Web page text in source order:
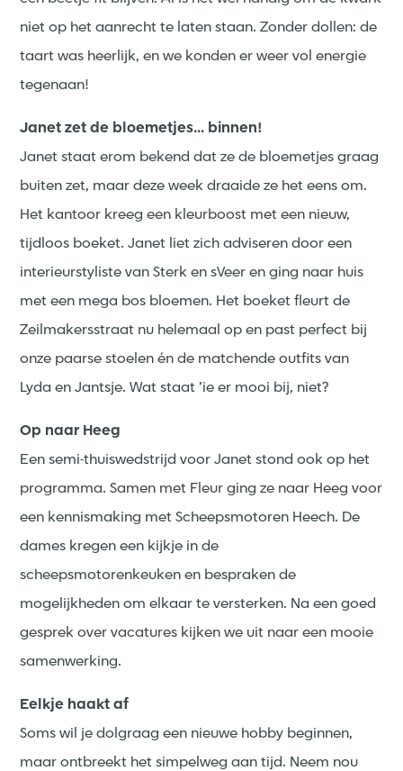
niet op het aanrecht te laten staan. Zonder dollen: de
taart was heerlijk, en we konden er weer vol energie
tegenaan!
Janet zet de bloemetjes... binnen!
Janet staat erom bekend dat ze de bloemetjes graag
buiten zet, maar deze week draaide ze het eens om.
Het kantoor kreeg een kleurboost met een nieuw,
tijdloos boeket. Janet liet zich adviseren door een
interieurstyliste van Sterk en sVeer en ging naar huis
met een mega bos bloemen. Het boeket fleurt de
Zeilmakersstraat nu helemaal op en past perfect bij
onze paarse stoelen én de matchende outfits van
Lyda en Jantsje. Wat staat ’ie er mooi bij, niet?
Op naar Heeg
Een semi-thuiswedstrijd voor Janet stond ook op het
programma. Samen met Fleur ging ze naar Heeg voor
een kennismaking met Scheepsmotoren Heech. De
dames kregen een kijkje in de
scheepsmotorenkeuken en bespraken de
mogelijkheden om elkaar te versterken. Na een goed
gesprek over vacatures kijken we uit naar een mooie
samenwerking.
Eelkje haakt af
Soms wil je dolgraag een nieuwe hobby beginnen,
maar ontbreekt het simpelweg aan tijd. Neem nou